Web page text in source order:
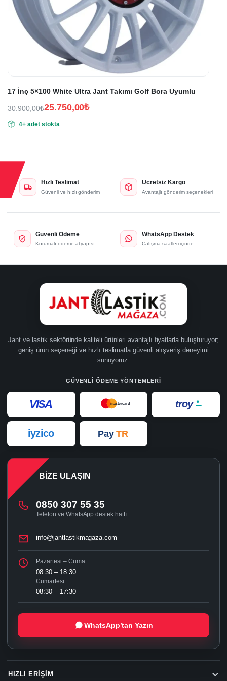
17 İnç 5×100 White Ultra Jant Takımı Golf Bora Uyumlu
30.900,00₺
fiyat:
25.750,00₺
andaki
4+ adet stokta
Hızlı Teslimat
Güvenli ve hızlı gönderim
Ücretsiz Kargo
Avantajlı gönderim seçenekleri
Güvenli Ödeme
Korumalı ödeme altyapısı
WhatsApp Destek
Çalışma saatleri içinde
Jant ve lastik sektöründe kaliteli ürünleri avantajlı fiyatlarla buluşturuyor;
geniş ürün seçeneği ve hızlı teslimatla güvenli alışveriş deneyimi
sunuyoruz.
GÜVENLI ÖDEME YÖNTEMLERI
VISA mastercard troy
iyzico Pay TR
HIZLI ERIŞIM
BIZE ULAŞIN
0850 307 55 35
Telefon ve WhatsApp destek hattı
info@jantlastikmagaza.com
Pazartesi – Cuma
08:30 – 18:30
Cumartesi
08:30 – 17:30
WhatsApp’tan Yazın